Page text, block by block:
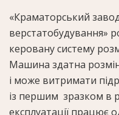
«Краматорський
верстатобудування»
керовану систему
Машина здатна
і може витримати
із першим зразком в
експлуатації працює